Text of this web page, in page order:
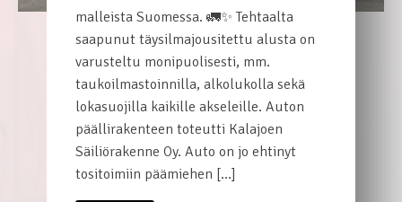
malleista Suomessa. 🚛✨ Tehtaalta
saapunut täysilmajousitettu alusta on
varusteltu monipuolisesti, mm.
taukoilmastoinnilla, alkolukolla sekä
lokasuojilla kaikille akseleille. Auton
päällirakenteen toteutti Kalajoen
Säiliörakenne Oy. Auto on jo ehtinyt
tositoimiin päämiehen […]